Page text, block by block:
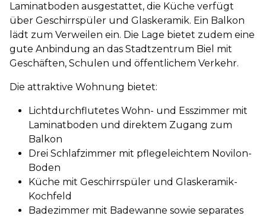
Laminatboden ausgestattet, die Küche verfügt
über Geschirrspüler und Glaskeramik. Ein Balkon
lädt zum Verweilen ein. Die Lage bietet zudem eine
gute Anbindung an das Stadtzentrum Biel mit
Geschäften, Schulen und öffentlichem Verkehr.
Die attraktive Wohnung bietet:
Lichtdurchflutetes Wohn- und Esszimmer mit
Laminatboden und direktem Zugang zum
Balkon
Drei Schlafzimmer mit pflegeleichtem Novilon-
Boden
Küche mit Geschirrspüler und Glaskeramik-
Kochfeld
Badezimmer mit Badewanne sowie separates